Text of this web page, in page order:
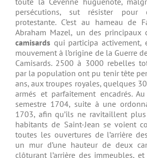
persécutions, sut résister pour
protestante. C’est au hameau de
Abraham Mazel, un des principaux
camisardsqui participa activement,
mouvement à l’origine de la Guerre
Camisards. 2500 à 3000 rebelles
par la population ont pu tenir tête
ans, aux troupes royales, quelques
armés et parfaitement encadrés.
semestre 1704, suite à une
1703, afin qu’ils ne ravitaillent
habitants de Saint-Jean se voient
toutes les ouvertures de l’arrière
un mur d’une hauteur de deux
clôturant l’arrière des immeubles,